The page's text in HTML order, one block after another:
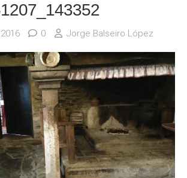
0 Jorge Balseiro López